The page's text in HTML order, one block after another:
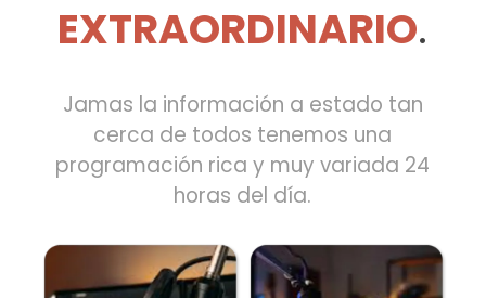
EXTRAORDINARIO.
Jamas la información a estado tan
cerca de todos tenemos una
programación rica y muy variada 24
horas del día.